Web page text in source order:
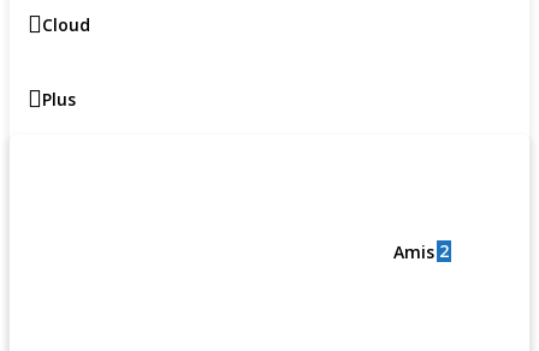
Cloud
Plus
Amis 2